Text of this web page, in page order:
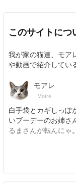
このサイトにつ
我が家の猫達、モア
や動画で紹介してい
モアレ
Moire
白手袋とカギしっぽ
いブーデーのお姉さ
るまさんが転んにゃ。